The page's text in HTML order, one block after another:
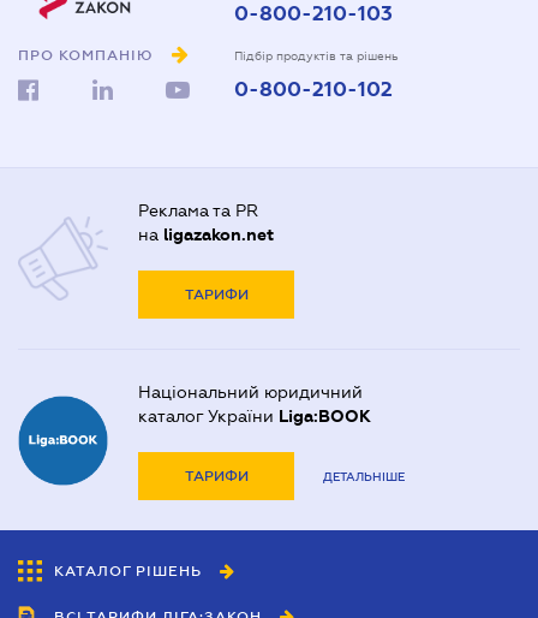
ПРО КОМПАНІЮ
0-800-210-103
Підбір продуктів та рішень
0-800-210-102
Реклама та PR
на ligazakon.net
ТАРИФИ
Національний юридичний
каталог України Liga:BOOK
ТАРИФИ ДЕТАЛЬНІШЕ
КАТАЛОГ РІШЕНЬ